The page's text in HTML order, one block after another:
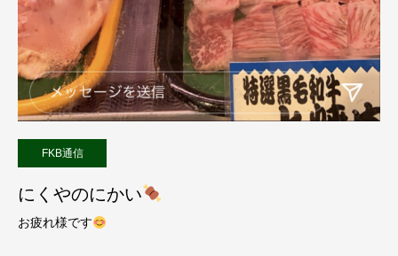
FKB通信
にくやのにかい
お疲れ様です